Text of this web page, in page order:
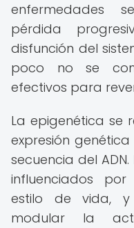
enfermedades
pérdida
disfunción del
poco no se
efectivos para
La epigenética se
expresión
secuencia del
influenciados
estilo de vida,
modular la